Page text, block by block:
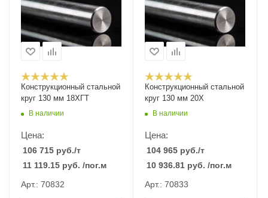
Конструкционный стальной
круг 130 мм 18ХГТ
В наличии
Цена:
106 715 руб./т
11 119.15 руб. /пог.м
Арт.: 70832
Конструкционный стальной
круг 130 мм 20Х
В наличии
Цена:
104 965 руб./т
10 936.81 руб. /пог.м
Арт.: 70833